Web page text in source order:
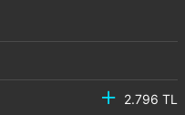
2.796 TL